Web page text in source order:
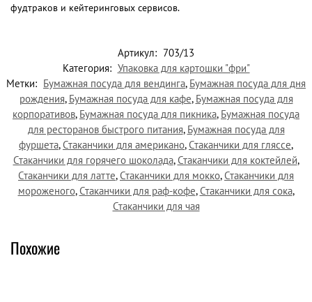
фудтраков и кейтеринговых сервисов.
Артикул: 703/13
Категория: Упаковка для картошки "фри"
Метки: Бумажная посуда для вендинга, Бумажная посуда для дня
рождения, Бумажная посуда для кафе, Бумажная посуда для
корпоративов, Бумажная посуда для пикника, Бумажная посуда
для ресторанов быстрого питания, Бумажная посуда для
фуршета,Стаканчики для американо,Стаканчики для гляссе,
Стаканчики для горячего шоколада,Стаканчики для коктейлей,
Стаканчики для латте,Стаканчики для мокко,Стаканчики для
мороженого,Стаканчики для раф-кофе,Стаканчики для сока,
Стаканчики для чая
Похожие